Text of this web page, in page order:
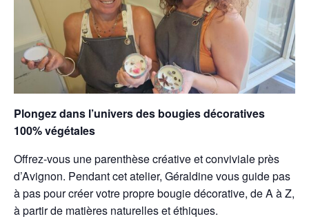
Plongez dans l’univers des bougies décoratives
100% végétales
Offrez-vous une parenthèse créative et conviviale près
d’Avignon. Pendant cet atelier, Géraldine vous guide pas
à pas pour créer votre propre bougie décorative, de A à Z,
à partir de matières naturelles et éthiques.